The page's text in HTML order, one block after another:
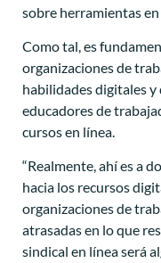
sobre herramientas en
Como tal, es
organizaciones de
habilidades digitales y
educadores de
cursos en línea.
“Realmente, ahí es a
hacia los recursos
organizaciones de
atrasadas en lo que
sindical en línea será